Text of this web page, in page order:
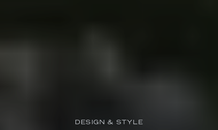
DESIGN & STYLE